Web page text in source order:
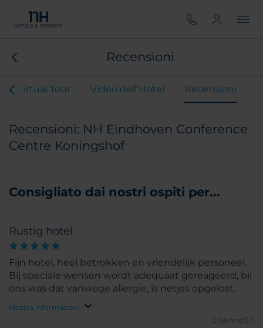
Recensioni
Virtual Tour Video dell'Hotel Recensioni
Recensioni: NH Eindhoven Conference
Centre Koningshof
Consigliato dai nostri ospiti per...
Rustig hotel
Fijn hotel, heel betrokken en vriendelijk personeel.
Bij speciale wensen wordt adequaat gereageerd, bij
ons was dat vanwege allergie, is netjes opgelost.
Mostra informazioni
219Annet57.